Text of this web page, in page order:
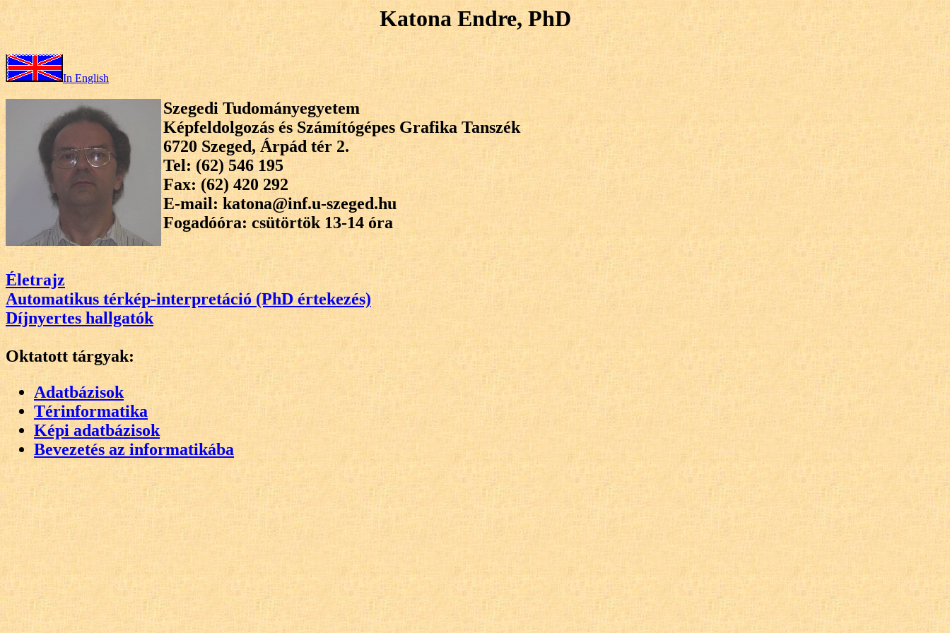
Katona Endre, PhD
In English
Szegedi Tudományegyetem
Képfeldolgozás és Számítógépes Grafika Tanszék
6720 Szeged, Árpád tér 2.
Tel: (62) 546 195
Fax: (62) 420 292
E-mail: katona@inf.u-szeged.hu
Fogadóóra: csütörtök 13-14 óra
Életrajz
Automatikus térkép-interpretáció (PhD értekezés)
Díjnyertes hallgatók
Oktatott tárgyak:
Adatbázisok
Térinformatika
Képi adatbázisok
Bevezetés az informatikába